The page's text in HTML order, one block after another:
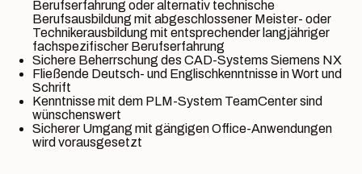
Berufserfahrung oder alternativ technische
Berufsausbildung mit abgeschlossener Meister- oder
Technikerausbildung mit entsprechender langjähriger
fachspezifischer Berufserfahrung
Sichere Beherrschung des CAD-Systems Siemens NX
Fließende Deutsch- und Englischkenntnisse in Wort und
Schrift
Kenntnisse mit dem PLM-System TeamCenter sind
wünschenswert
Sicherer Umgang mit gängigen Office-Anwendungen
wird vorausgesetzt